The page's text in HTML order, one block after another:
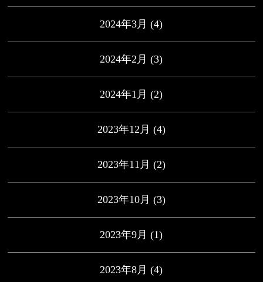
2024年3月 (4)
2024年2月 (3)
2024年1月 (2)
2023年12月 (4)
2023年11月 (2)
2023年10月 (3)
2023年9月 (1)
2023年8月 (4)